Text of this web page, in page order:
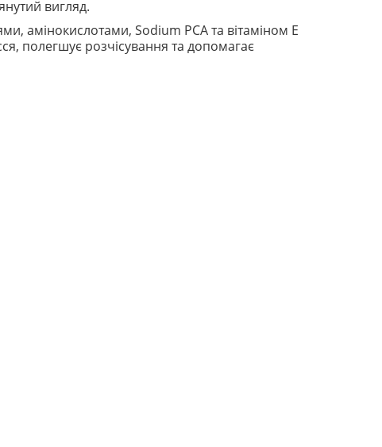
вигляд.
амінокислотами, Sodium PCA та вітаміном Е
полегшує розчісування та допомагає